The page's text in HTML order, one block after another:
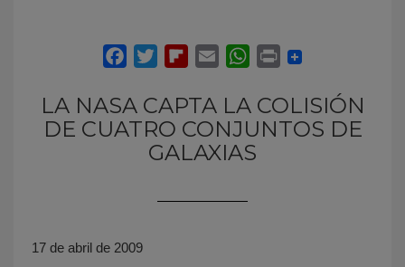
LA NASA CAPTA LA COLISIÓN
DE CUATRO CONJUNTOS DE
GALAXIAS
17 de abril de 2009